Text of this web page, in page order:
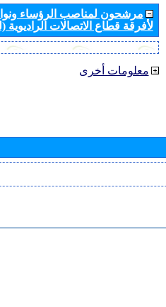
مرشحون لمناصب الرؤساء
لأفرقة قطاع الاتصالات
معلومات أخرى